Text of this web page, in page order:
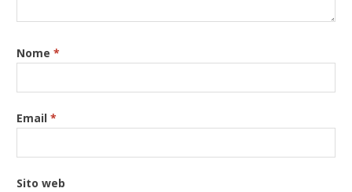
Nome*
Email*
Sito web